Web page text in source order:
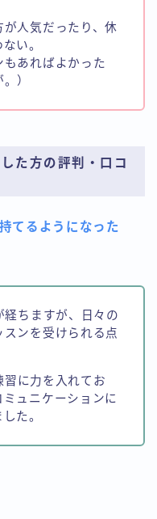
が人気だったり、休
い。
もあればよかった
）
た方の評判・口コ
てるようになった
ちますが、日々の
ンを受けられる点
習に力を入れてお
ュニケーションに
た。